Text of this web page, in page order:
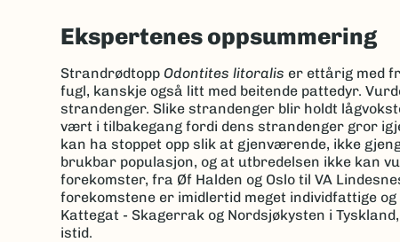
Ekspertenes oppsummering
Strandrødtopp Odontites litoralis er ettårig med
fugl, kanskje også litt med beitende pattedyr.
strandenger. Slike strandenger blir holdt
vært i tilbakegang fordi dens strandenger gror
kan ha stoppet opp slik at gjenværende, ikke
brukbar populasjon, og at utbredelsen ikke kan
forekomster, fra Øf Halden og Oslo til VA
forekomstene er imidlertid meget individfattige
Kattegat - Skagerrak og Nordsjøkysten i
istid.